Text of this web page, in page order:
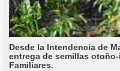
Desde la Intendencia de
entrega de semillas
Familiares.